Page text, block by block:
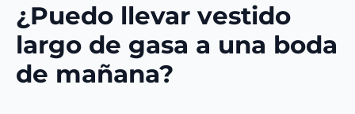
¿Puedo llevar vestido
largo de gasa a una boda
de mañana?